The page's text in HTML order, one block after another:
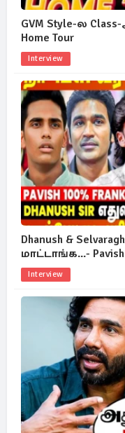
GVM Style-ல
Home Tour
Interview
Dhanush &
மாட்டாங்க...- Pavish
Interview